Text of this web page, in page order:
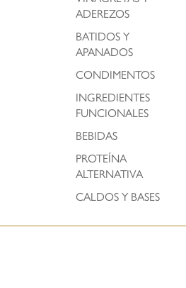
ADEREZOS
BATIDOS Y
APANADOS
CONDIMENTOS
INGREDIENTES
FUNCIONALES
BEBIDAS
PROTEÍNA
ALTERNATIVA
CALDOS Y BASES